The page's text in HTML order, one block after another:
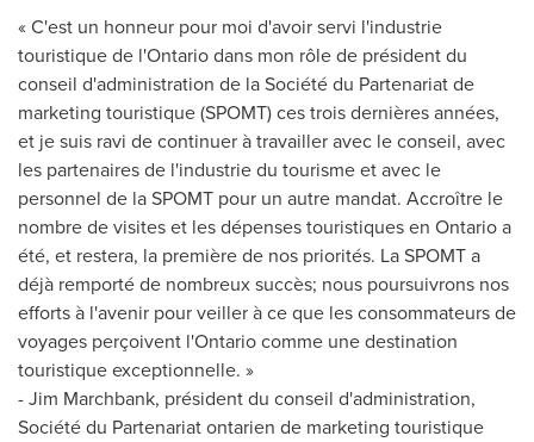
« C'est un honneur pour moi d'avoir servi l'industrie
touristique de l'Ontariodans mon rôle de président du
conseil d'administration de la Société du Partenariat de
marketing touristique (SPOMT) ces trois dernières années,
et je suis ravi de continuer à travailler avec le conseil, avec
les partenaires de l'industrie du tourisme et avec le
personnel de la SPOMT pour un autre mandat. Accroître le
nombre de visites et les dépenses touristiques en Ontarioa
été, et restera, la première de nos priorités. La SPOMT a
déjà remporté de nombreux succès; nous poursuivrons nos
efforts à l'avenir pour veiller à ce que les consommateurs de
voyages perçoivent l'Ontariocomme une destination
touristique exceptionnelle. »
-Jim Marchbank, président du conseil d'administration,
Société du Partenariat ontarien de marketing touristique